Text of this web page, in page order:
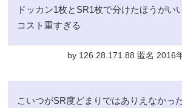
ドッカン1枚とSR1枚で分けたほうがい
コスト重すぎる
by 126.28.171.88 匿名 2016
こいつがSR度どまりではありえなかっ